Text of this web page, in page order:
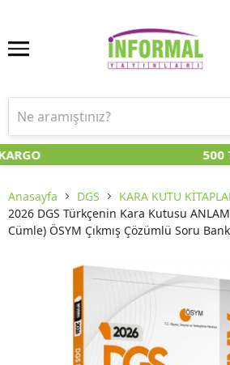
500
Anasayfa DGS KARA KUTU
2026 DGS Türkçenin Kara Kutusu
Cümle) ÖSYM Çıkmış Çözümlü Soru